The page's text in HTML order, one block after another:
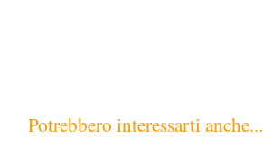
Potrebbero interessarti anche...